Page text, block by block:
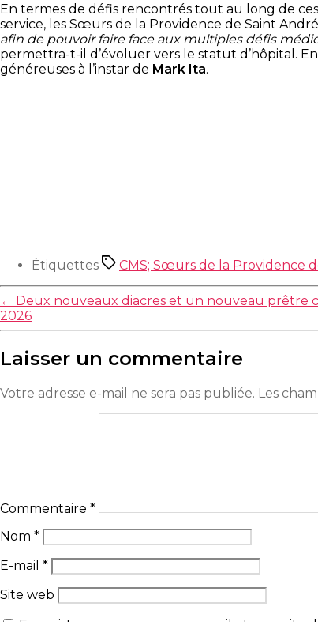
En termes de défis rencontrés tout au long de
service, les Sœurs de la Providence de Saint
afin de pouvoir faire face aux multiples défis
permettra-t-il d’évoluer vers le statut d’hôpital.
généreuses à l’instar de Mark Ita.
Étiquettes CMS; Sœurs de la Providence
← Deux nouveaux diacres et un nouveau prêtre
2026
Laisser un commentaire
Votre adresse e-mail ne sera pas publiée. Les
Commentaire *
Nom *
E-mail *
Site web